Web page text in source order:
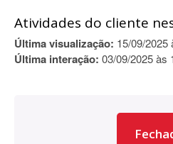
Atividades do cliente
Última visualização: 15/09/2025
Última interação: 03/09/2025 às